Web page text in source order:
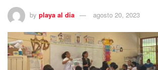
by playa al dia agosto 20, 2023